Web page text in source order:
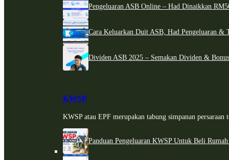
Pengeluaran ASB Online – Had Dinaikkan
Cara Keluarkan Duit ASB, Had Pengeluaran &
Dividen ASB 2025 – Semakan Dividen &
KWSP
KWSP atau EPF merupakan tabung simpanan persaraan
Panduan Pengeluaran KWSP Untuk Beli